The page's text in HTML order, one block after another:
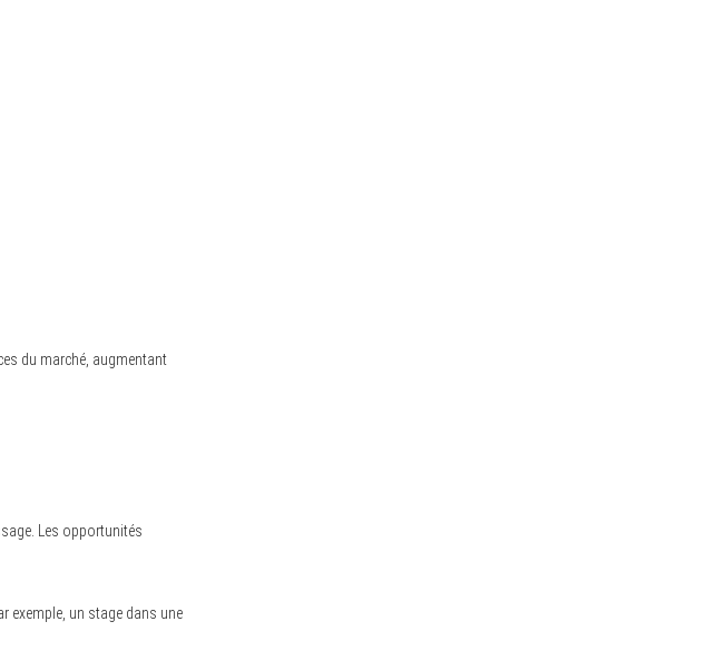
du marché, augmentant
Les opportunités
exemple, un stage dans une